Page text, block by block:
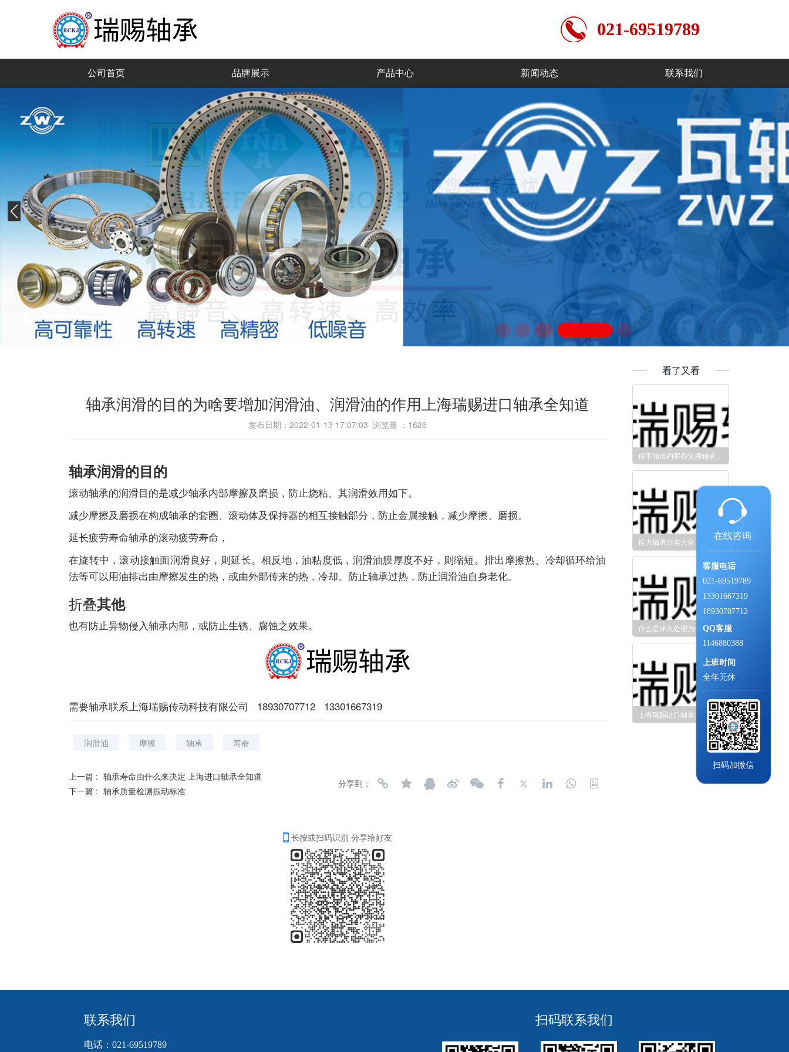
021-69519789
公司首页 品牌展示 产品中心 新闻动态 联系我们
在线咨询
客服电话
021-69519789
13301667319
18930707712
QQ客服
1146880388
上班时间
全年无休
扫码加微信
轴承润滑的目的为啥要增加润滑油、润滑油的作用上海瑞赐进口轴承全知道
发布日期：2022-01-13 17:07:03 浏览量 ： 1626
轴承润滑的目的
滚动轴承的润滑目的是减少轴承内部摩擦及磨损，防止烧粘、其润滑效用如下。
减少摩擦及磨损在构成轴承的套圈、滚动体及保持器的相互接触部分，防止金属接触，减少摩擦、磨损。
延长疲劳寿命轴承的滚动疲劳寿命，
在旋转中，滚动接触面润滑良好，则延长。相反地，油粘度低，润滑油膜厚度不好，则缩短。排出摩擦热、冷却循环给油
法等可以用油排出由摩擦发生的热，或由外部传来的热，冷却。防止轴承过热，防止润滑油自身老化。
折叠其他
也有防止异物侵入轴承内部，或防止生锈、腐蚀之效果。
需要轴承联系上海瑞赐传动科技有限公司 18930707712 13301667319
润滑油 摩擦 轴承 寿命
上一篇 : 轴承寿命由什么来决定 上海进口轴承全知道
下一篇 : 轴承质量检测振动标准
分享到：
长按或扫码识别 分享给好友
看了又看
推力轴承分类大全
什么是淬火处理为什么要淬火处理上海瑞赐进口轴承全告诉你
上海瑞赐进口轴承提醒您应该知道的精密轴承安装要注意哪些
联系我们
电话：021-69519789
扫码联系我们